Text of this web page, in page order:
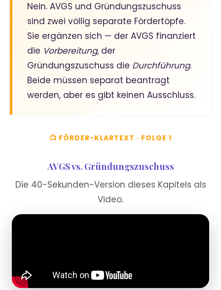
Nein. AVGS und Gründungszuschuss
sind zwei völlig separate Fördertöpfe.
Sie ergänzen sich — der AVGS finanziert
die Vorbereitung, der
Gründungszuschuss die Durchführung.
Beide müssen separat beantragt
werden, aber es gibt keinen Ausschluss.
📺 FÖRDER-KLARTEXT · FOLGE 1
AVGS vs. Gründungszuschuss
Die 40-Sekunden-Version dieses Kapitels als
Video.